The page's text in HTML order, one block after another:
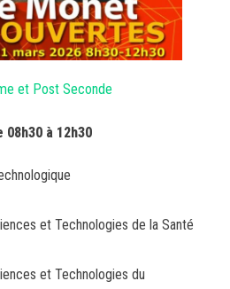
et Post Seconde
08h30 à 12h30
et Technologies de la Santé
et Technologies du